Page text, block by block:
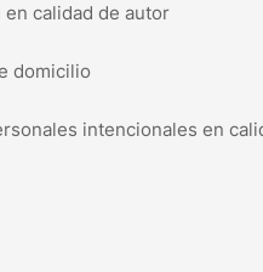
calidad de autor
domicilio
intencionales en